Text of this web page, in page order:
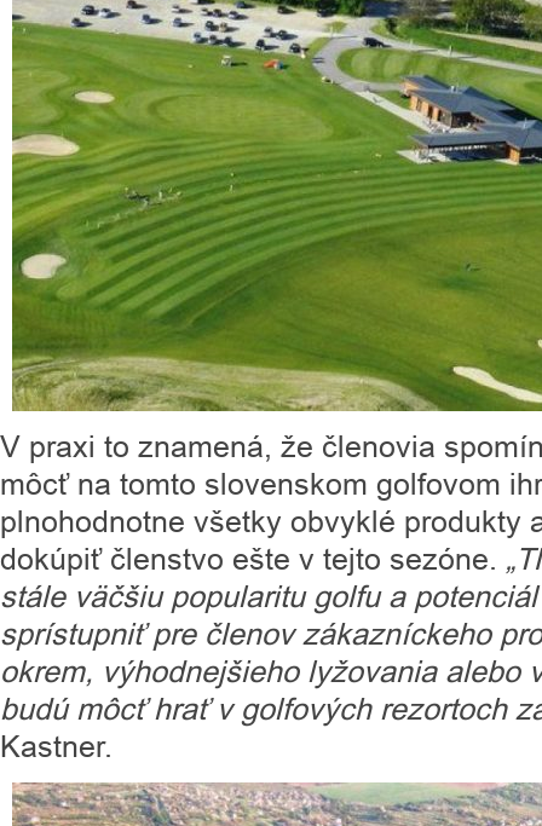
V praxi to znamená, že členovia
môcť na tomto slovenskom golfovom
plnohodnotne všetky obvyklé produkty
dokúpiť členstvo ešte v tejto sezóne.
stále väčšiu popularitu golfu a
sprístupniť pre členov zákazníckeho
okrem, výhodnejšieho lyžovania alebo
budú môcť hrať v golfových rezortoch
Kastner.